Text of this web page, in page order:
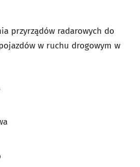
przyrządów radarowych do
w ruchu drogowym w